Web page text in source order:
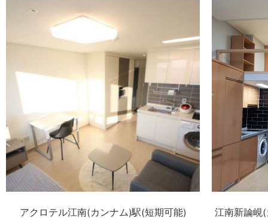
アクロテル江南(カンナム)駅(短期可能)
江南新論峴